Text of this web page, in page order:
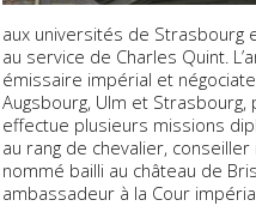
aux universités de Strasbourg
au service de Charles Quint.
émissaire impérial et
Augsbourg, Ulm et Strasbourg,
effectue plusieurs missions
au rang de chevalier,
nommé bailli au château de
ambassadeur à la Cour